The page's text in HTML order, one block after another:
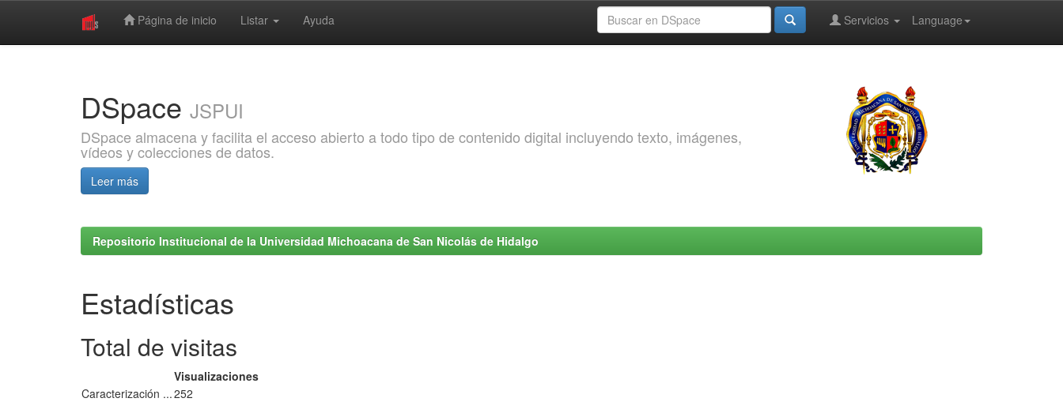
Página de inicio Listar Ayuda Language
Servicios
DSpace JSPUI
DSpace almacena y facilita el acceso abierto a todo tipo de contenido digital incluyendo texto, imágenes,
vídeos y colecciones de datos.
Leer más
Repositorio Institucional de la Universidad Michoacana de San Nicolás de Hidalgo
Estadísticas
Total de visitas
Visualizaciones
Caracterización ...252